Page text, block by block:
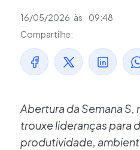
16/05/2026 às
09:48
Compartilhe:
Abertura da Semana
trouxe lideranças para
produtividade,